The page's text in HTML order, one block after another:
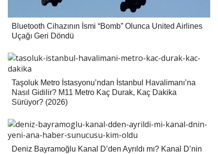
Bluetooth Cihazının İsmi “Bomb” Olunca United Airlines
Uçağı Geri Döndü
Taşoluk Metro İstasyonu’ndan İstanbul Havalimanı’na
Nasıl Gidilir? M11 Metro Kaç Durak, Kaç Dakika
Sürüyor? (2026)
Deniz Bayramoğlu Kanal D’den Ayrıldı mı? Kanal D’nin